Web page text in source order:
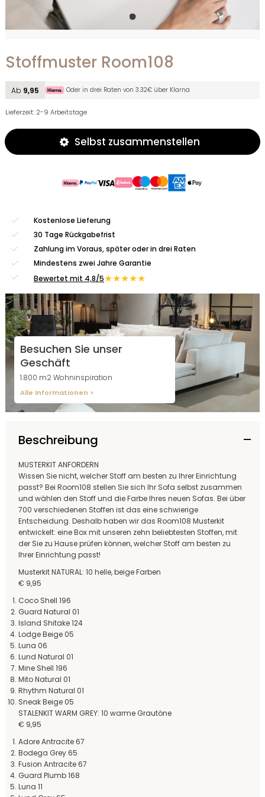
Stoffmuster Room108
Ab 9,95 Oder in drei Raten von 3.32€ über Klarna
Lieferzeit: 2-9 Arbeitstage
Selbst zusammenstellen
Kostenlose Lieferung
30 Tage Rückgabefrist
Zahlung im Voraus, später oder in drei Raten
Mindestens zwei Jahre Garantie
Bewertet mit 4,8/5★★★★★
Besuchen Sie unser
Geschäft
1.800 m2 Wohninspiration
Alle Informationen >
Beschreibung
MUSTERKIT ANFORDERN
Wissen Sie nicht, welcher Stoff am besten zu Ihrer Einrichtung
passt? Bei Room108 stellen Sie sich Ihr Sofa selbst zusammen
und wählen den Stoff und die Farbe Ihres neuen Sofas. Bei über
700 verschiedenen Stoffen ist das eine schwierige
Entscheidung. Deshalb haben wir das Room108 Musterkit
entwickelt: eine Box mit unseren zehn beliebtesten Stoffen, mit
der Sie zu Hause prüfen können, welcher Stoff am besten zu
Ihrer Einrichtung passt!
Musterkit NATURAL: 10 helle, beige Farben
€ 9,95
Coco Shell 196
Guard Natural 01
Island Shitake 124
Lodge Beige 05
Luna 06
Lund Natural 01
Mine Shell 196
Mito Natural 01
Rhythm Natural 01
Sneak Beige 05
STALENKIT WARM GREY: 10 warme Grautöne
€ 9,95
Adore Antracite 67
Bodega Grey 65
Fusion Antracite 67
Guard Plumb 168
Luna 11